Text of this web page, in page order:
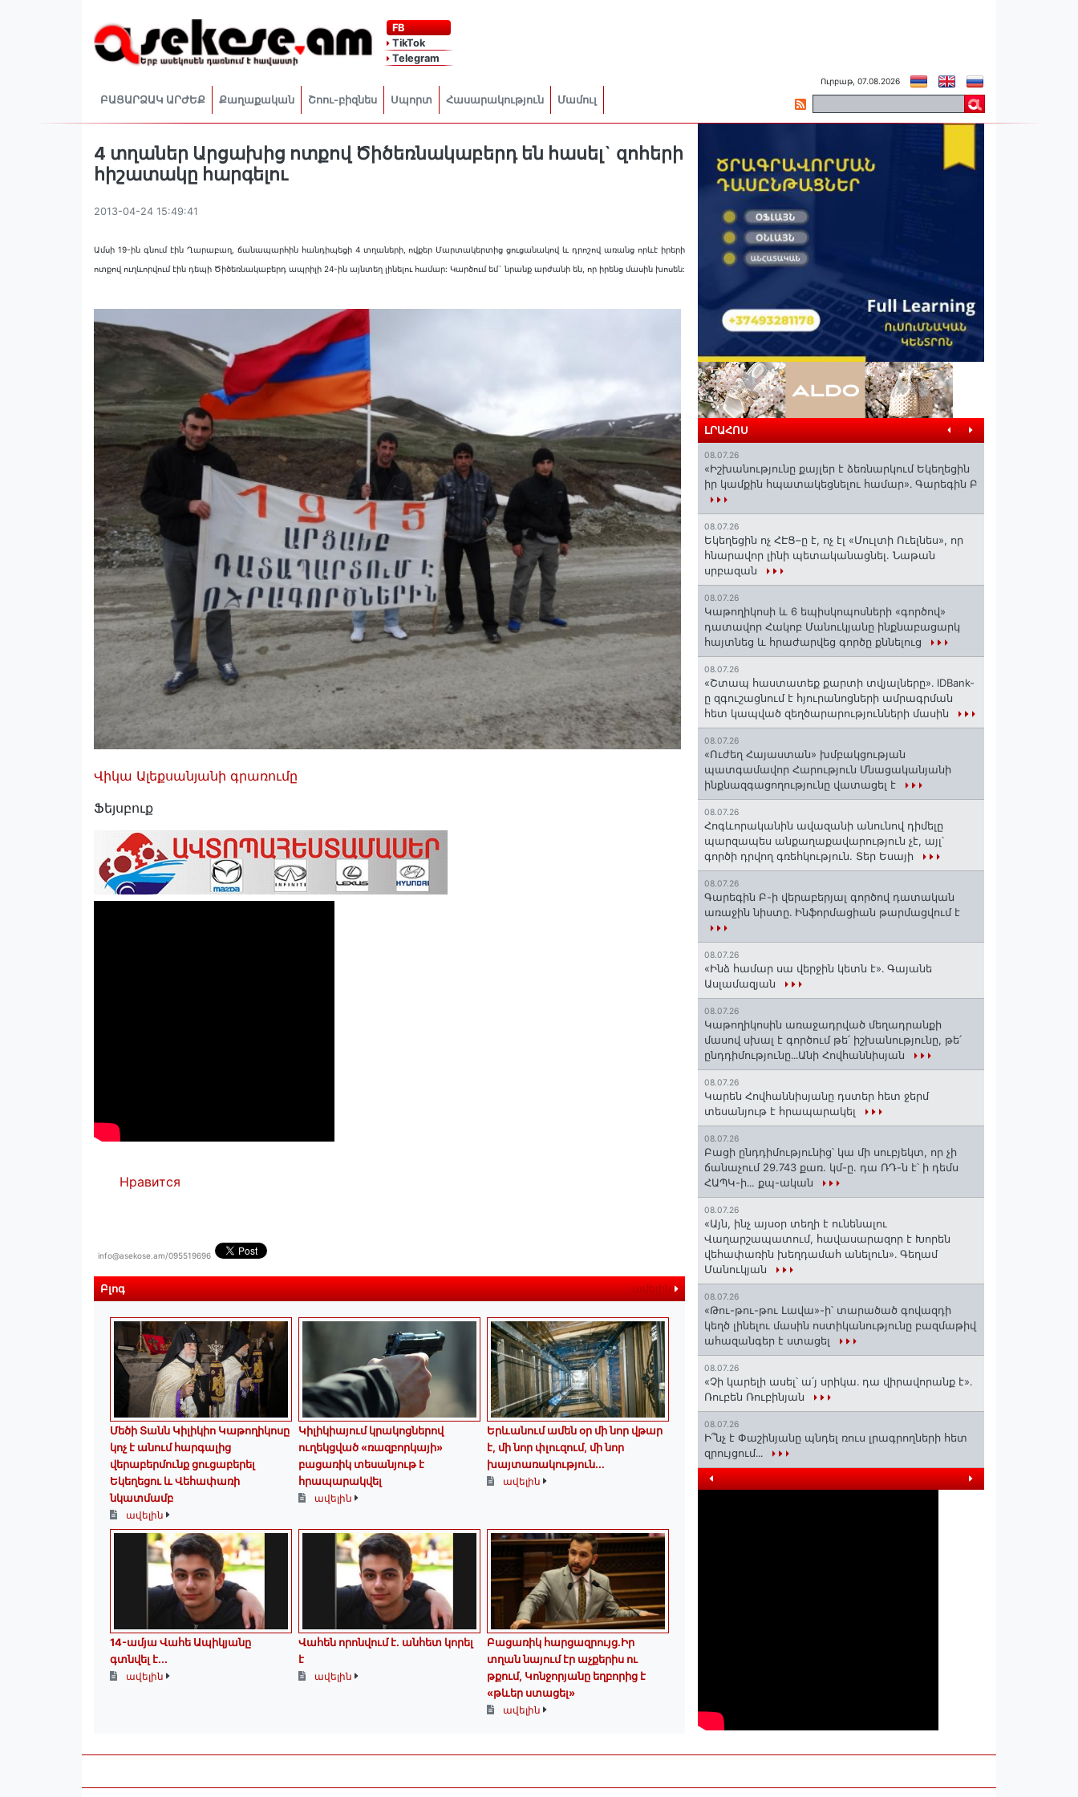
FB
TikTok
Telegram
ԲԱՑԱՐՁԱԿ ԱՐԺԵՔ Քաղաքական Շոու-բիզնես Սպորտ Հասարակություն Մամուլ
Ուրբաթ, 07.08.2026
4 տղաներ Արցախից ոտքով Ծիծեռնակաբերդ են հասել` զոհերի
հիշատակը հարգելու
2013-04-24 15:49:41
Ամսի 19-ին գնում էին Ղարաբաղ, ճանապարհին հանդիպեցի 4 տղաների, ովքեր Մարտակերտից ցուցանակով և դրոշով առանց որևէ իրերի
ոտքով ուղևորվում էին դեպի Ծիծեռնակաբերդ ապրիլի 24-ին այնտեղ լինելու համար: Կարծում եմ` նրանք արժանի են, որ իրենց մասին խոսեն:
Վիկա Ալեքսանյանի գրառումը
Ֆեյսբուք
Нравится
info@asekose.am/095519696
Բլոգ ավելին
Մեծի Տանն Կիլիկիո Կաթողիկոսը
կոչ է անում հարգալից
վերաբերմունք ցուցաբերել
Եկեղեցու և Վեհափառի
նկատմամբ
ավելին
Կիլիկիայում կրակոցներով
ուղեկցված «ռազբորկայի»
բացառիկ տեսանյութ է
հրապարակվել
ավելին
Երևանում ամեն օր մի նոր վթար
է, մի նոր փլուզում, մի նոր
խայտառակություն...
ավելին
14-ամյա Վահե Ապիկյանը
գտնվել է...
ավելին
Վահեն որոնվում է․ անհետ կորել
է
ավելին
Բացառիկ հարցազրույց.Իր
տղան նայում էր աչքերիս ու
թքում, Կոնջորյանը եղբորից է
«թևեր ստացել»
ավելին
ԼՐԱՀՈՍ
08.07.26
«Իշխանությունը քայլեր է ձեռնարկում Եկեղեցին
իր կամքին հպատակեցնելու համար»․ Գարեգին Բ
08.07.26
Եկեղեցին ոչ ՀԷՑ–ը է, ոչ էլ «Մուլտի Ուելնես», որ
հնարավոր լինի պետականացնել. Նաթան
սրբազան
08.07.26
️Կաթողիկոսի և 6 եպիսկոպոսների «գործով»
դատավոր Հակոբ Մանուկյանը ինքնաբացարկ
հայտնեց և հրաժարվեց գործը քննելուց
08.07.26
«Շտապ հաստատեք քարտի տվյալները»․ IDBank-
ը զգուշացնում է հյուրանոցների ամրագրման
հետ կապված զեղծարարությունների մասին
08.07.26
«Ուժեղ Հայաստան» խմբակցության
պատգամավոր Հարություն Մնացականյանի
ինքնազգացողությունը վատացել է
08.07.26
Հոգևորականին ավազանի անունով դիմելը
պարզապես անքաղաքավարություն չէ, այլ՝
գործի դրվող գռեհկություն. Տեր Եսայի
08.07.26
Գարեգին Բ-ի վերաբերյալ գործով դատական
առաջին նիստը․ Ինֆորմացիան թարմացվում է
08.07.26
«Ինձ համար սա վերջին կետն է»․ Գայանե
Ասլամազյան
08.07.26
Կաթողիկոսին առաջադրված մեղադրանքի
մասով սխալ է գործում թե՛ իշխանությունը, թե՛
ընդդիմությունը․․․Անի Հովհաննիսյան
08.07.26
Կարեն Հովհաննիսյանը դստեր հետ ջերմ
տեսանյութ է հրապարակել
08.07.26
Բացի ընդդիմությունից՝ կա մի սուբյեկտ, որ չի
ճանաչում 29.743 քառ. կմ-ը. դա ՌԴ-ն է՝ ի դեմս
ՀԱՊԿ-ի․․. քպ-ական
08.07.26
«Այն, ինչ այսօր տեղի է ունենալու
Վաղարշապատում, հավասարազոր է Խորեն
վեհափառին խեղդամահ անելուն»․ Գեղամ
Մանուկյան
08.07.26
«Թու-թու-թու Լավա»-ի՝ տարածած գովազդի
կեղծ լինելու մասին ոստիկանությունը բազմաթիվ
ահազանգեր է ստացել
08.07.26
«Չի կարելի ասել՝ ա՛յ սրիկա․ դա վիրավորանք է»․
Ռուբեն Ռուբինյան
08.07.26
Ի՞նչ է Փաշինյանը պնդել ռուս լրագրողների հետ
զրույցում․․․